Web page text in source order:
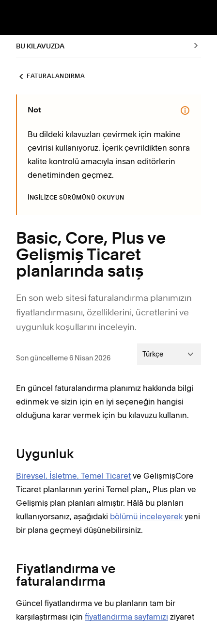
BU KILAVUZDA
FATURALANDIRMA
Not
Bu dildeki kılavuzları çevirmek için makine
çevirisi kullanıyoruz. İçerik çevrildikten sonra
kalite kontrolü amacıyla insan editörlerin
denetiminden geçmez.
İNGILIZCE SÜRÜMÜNÜ OKUYUN
Basic, Core, Plus ve
Gelişmiş Ticaret
planlarında satış
En son web sitesi faturalandırma planımızın
fiyatlandırmasını, özelliklerini, ücretlerini ve
uygunluk koşullarını inceleyin.
Son güncelleme 6 Nisan 2026 Türkçe
En güncel faturalandırma planımız hakkında bilgi
edinmek ve sizin için en iyi seçeneğin hangisi
olduğuna karar vermek için bu kılavuzu kullanın.
Uygunluk
Bireysel, İşletme, Temel Ticaret ve GelişmişCore
Ticaret planlarının yerini Temel plan,, Plus plan ve
Gelişmiş plan planları almıştır. Hâlâ bu planları
kullanıyorsanız, aşağıdaki bölümü inceleyerek yeni
bir plana geçmeyi düşünebilirsiniz.
Fiyatlandırma ve
faturalandırma
​​Güncel fiyatlandırma ve bu planların tam bir
karşılaştırması için fiyatlandırma sayfamızı ziyaret